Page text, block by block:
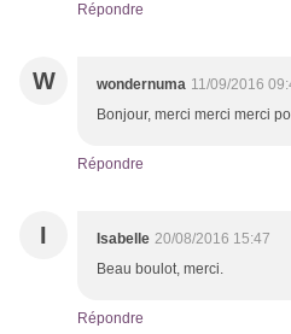
Répondre
W wondernuma 11/09/2016
Bonjour, merci merci merci
Répondre
I Isabelle 20/08/2016 15:47
Beau boulot, merci.
Répondre